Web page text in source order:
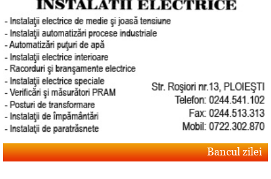
Bancul zilei